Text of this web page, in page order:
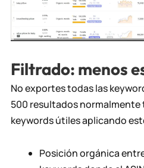
Filtrado: menos
No exportes todas las
500 resultados normalmente
keywords útiles aplicando
Posición orgánica